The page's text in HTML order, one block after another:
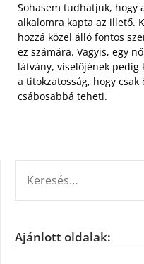
Sohasem tudhatjuk, hogy
alkalomra kapta az illető.
hozzá közel álló fontos
ez számára. Vagyis, egy
látvány, viselőjének
a titokzatosság, hogy
csábosabbá teheti.
Ajánlott oldalak: